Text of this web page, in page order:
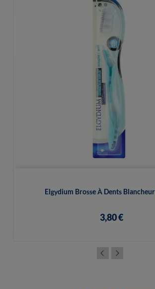
Elgydium Brosse À Dents
3,80 €